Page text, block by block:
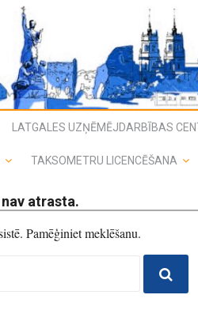
LATGALES UZŅĒMĒJDARBĪBAS
TAKSOMETRU LICENCĒŠANA
atrasta.
Pamēģiniet meklēšanu.